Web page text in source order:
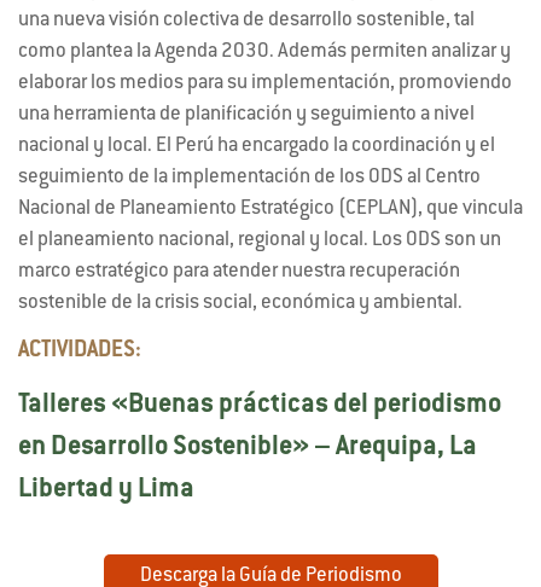
una nueva visión colectiva de desarrollo sostenible, tal
como plantea la Agenda 2030. Además permiten analizar y
elaborar los medios para su implementación, promoviendo
una herramienta de planificación y seguimiento a nivel
nacional y local. El Perú ha encargado la coordinación y el
seguimiento de la implementación de los ODS al Centro
Nacional de Planeamiento Estratégico (CEPLAN), que vincula
el planeamiento nacional, regional y local. Los ODS son un
marco estratégico para atender nuestra recuperación
sostenible de la crisis social, económica y ambiental.
ACTIVIDADES:
Talleres «Buenas prácticas del periodismo
en Desarrollo Sostenible» – Arequipa, La
Libertad y Lima
Descarga la Guía de Periodismo